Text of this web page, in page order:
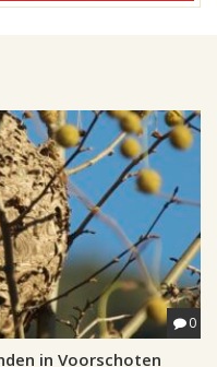
0
in Voorschoten